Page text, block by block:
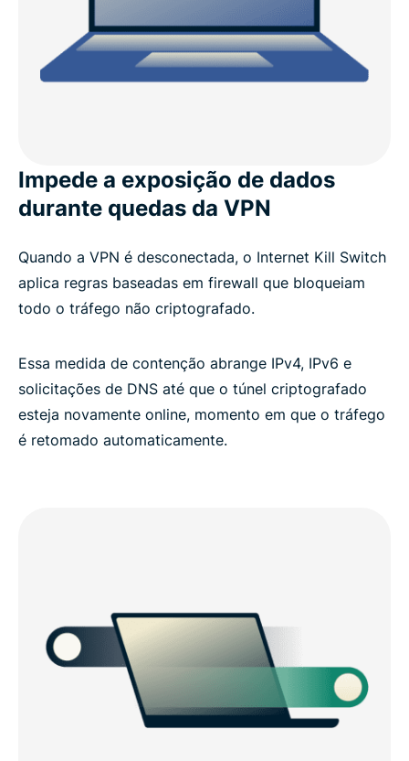
Impede a exposição de dados
durante quedas da VPN
Quando a VPN é desconectada, o Internet Kill Switch
aplica regras baseadas em firewall que bloqueiam
todo o tráfego não criptografado.
Essa medida de contenção abrange IPv4, IPv6 e
solicitações de DNS até que o túnel criptografado
esteja novamente online, momento em que o tráfego
é retomado automaticamente.